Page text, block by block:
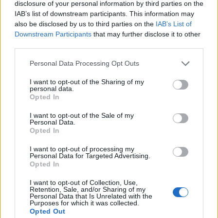
disclosure of your personal information by third parties on the
IAB’s list of downstream participants. This information may
also be disclosed by us to third parties on the IAB’s List of
Downstream Participants that may further disclose it to other
Personal Data Processing Opt Outs
I want to opt-out of the Sharing of my
personal data.
Opted In
I want to opt-out of the Sale of my
Personal Data.
Opted In
I want to opt-out of processing my
Personal Data for Targeted Advertising.
Opted In
I want to opt-out of Collection, Use,
Retention, Sale, and/or Sharing of my
Personal Data that Is Unrelated with the
Purposes for which it was collected.
Opted Out
rond Ajax opdook. Joël Veltman traint mee bij Jong Ajax om
zijn conditie op peil te houden. De 34-jarige verdediger is
transfervrij na zijn vertrek bij Brighton & Hove Albion en sluit
een terugkeer naar Amsterdam niet uit.
Concreet is Ajax volgens berichtgeving nog niet voor Veltman,
bredere beeld. Ajax zoekt onder Míchel naar spelers die weten
wat winnen is, die de club kennen en die jonge spelers kunnen
helpen. Veltman speelde 246 officiële wedstrijden voor Ajax,
won meerdere prijzen en groeide in Engeland uit tot een
betrouwbare kracht.
Ondertussen blijft ook Dani Ceballos nadrukkelijk in beeld. De
middenvelder vertrekt transfervrij bij Real Madrid en wordt al
langer gelinkt aan Ajax. Volgens transferjournalist Matteo
Moretto doet Míchel er persoonlijk alles aan om hem te
overtuigen. De Ajax-trainer zou Ceballos zelfs iedere dag